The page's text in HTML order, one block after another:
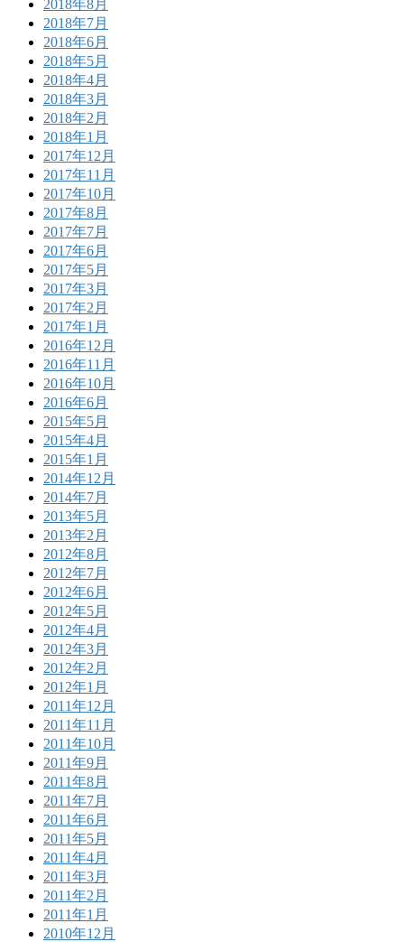
2018年8月
2018年7月
2018年6月
2018年5月
2018年4月
2018年3月
2018年2月
2018年1月
2017年12月
2017年11月
2017年10月
2017年8月
2017年7月
2017年6月
2017年5月
2017年3月
2017年2月
2017年1月
2016年12月
2016年11月
2016年10月
2016年6月
2015年5月
2015年4月
2015年1月
2014年12月
2014年7月
2013年5月
2013年2月
2012年8月
2012年7月
2012年6月
2012年5月
2012年4月
2012年3月
2012年2月
2012年1月
2011年12月
2011年11月
2011年10月
2011年9月
2011年8月
2011年7月
2011年6月
2011年5月
2011年4月
2011年3月
2011年2月
2011年1月
2010年12月